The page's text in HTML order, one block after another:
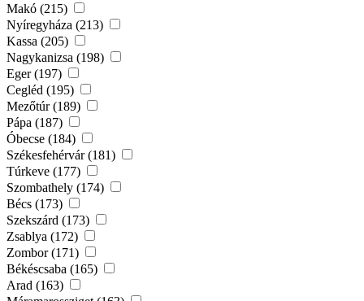
Makó (215)
Nyíregyháza (213)
Kassa (205)
Nagykanizsa (198)
Eger (197)
Cegléd (195)
Mezőtúr (189)
Pápa (187)
Óbecse (184)
Székesfehérvár (181)
Túrkeve (177)
Szombathely (174)
Bécs (173)
Szekszárd (173)
Zsablya (172)
Zombor (171)
Békéscsaba (165)
Arad (163)